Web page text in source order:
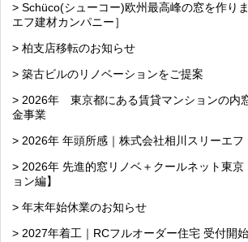
> Schüco(シューコー)欧州最高峰の窓を作り
エフ建材カンパニー］
> 柏支店移転のお知らせ
> 築古ビルのリノベーションをご提案
> 2026年 東京都にある賃貸マンションの内
金事業
> 2026年 年頭所感｜株式会社相川スリーエフ
> 2026年 先進的窓リノベ＋クールネット東京
ョン編】
> 年末年始休業のお知らせ
> 2027年着工｜RCフルオーダー住宅 受付開始